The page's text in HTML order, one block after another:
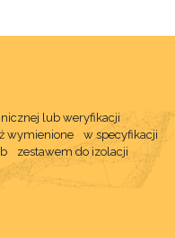
lub weryfikacji
wymienione w specyfikacji
zestawem do izolacji